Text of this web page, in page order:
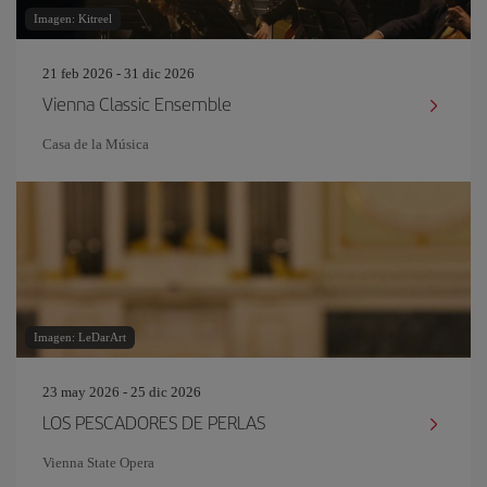
Imagen: Kitreel
21 feb 2026 - 31 dic 2026
Vienna Classic Ensemble
Casa de la Música
Imagen: LeDarArt
23 may 2026 - 25 dic 2026
LOS PESCADORES DE PERLAS
Vienna State Opera